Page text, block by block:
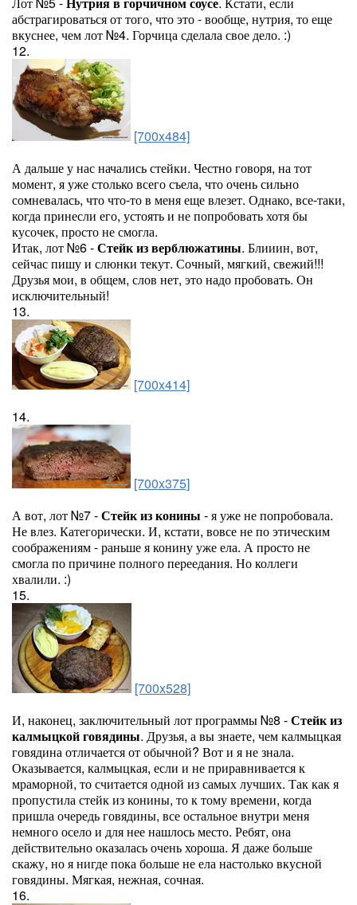
абстрагироваться от того, что это - вообще, нутрия, то еще
вкуснее, чем лот №4. Горчица сделала свое дело. :)
12.
[700x484]
А дальше у нас начались стейки. Честно говоря, на тот
момент, я уже столько всего съела, что очень сильно
сомневалась, что что-то в меня еще влезет. Однако, все-таки,
когда принесли его, устоять и не попробовать хотя бы
кусочек, просто не смогла.
Итак, лот №6 -Стейк из верблюжатины. Блииин, вот,
сейчас пишу и слюнки текут. Сочный, мягкий, свежий!!!
Друзья мои, в общем, слов нет, это надо пробовать. Он
исключительный!
13.
[700x414]
14.
[700x375]
А вот, лот №7 -Стейк из конины - я уже не попробовала.
Не влез. Категорически. И, кстати, вовсе не по этическим
соображениям - раньше я конину уже ела. А просто не
смогла по причине полного переедания. Но коллеги
хвалили. :)
15.
[700x528]
И, наконец, заключительный лот программы №8 -Стейк из
калмыцкой говядины. Друзья, а вы знаете, чем калмыцкая
говядина отличается от обычной? Вот и я не знала.
Оказывается, калмыцкая, если и не приравнивается к
мраморной, то считается одной из самых лучших. Так как я
пропустила стейк из конины, то к тому времени, когда
пришла очередь говядины, все остальное внутри меня
немного осело и для нее нашлось место. Ребят, она
действительно оказалась очень хороша. Я даже больше
скажу, но я нигде пока больше не ела настолько вкусной
говядины. Мягкая, нежная, сочная.
16.